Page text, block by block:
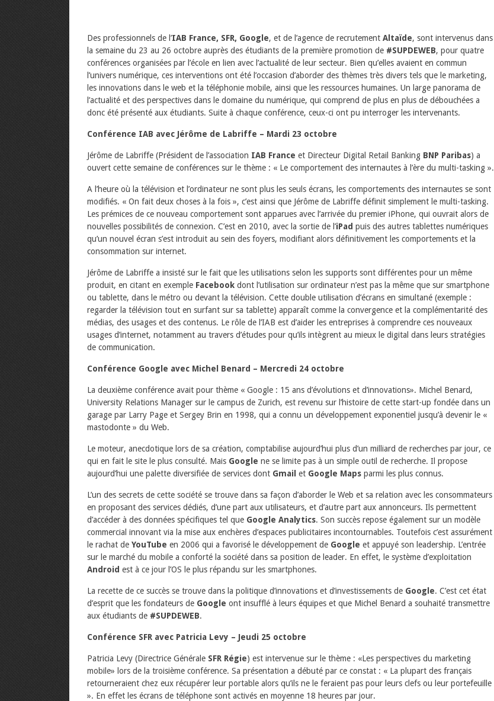
Des professionnels de l’IAB France, SFR, Google, et de l’agence de recrutement Altaïde, sont intervenus dans
la semaine du 23 au 26 octobre auprès des étudiants de la première promotion de #SUPDEWEB, pour quatre
conférences organisées par l’école en lien avec l’actualité de leur secteur. Bien qu’elles avaient en commun
l’univers numérique, ces interventions ont été l’occasion d’aborder des thèmes très divers tels que le marketing,
les innovations dans le web et la téléphonie mobile, ainsi que les ressources humaines. Un large panorama de
l’actualité et des perspectives dans le domaine du numérique, qui comprend de plus en plus de débouchées a
donc été présenté aux étudiants. Suite à chaque conférence, ceux-ci ont pu interroger les intervenants.
Conférence IAB avec Jérôme de Labriffe – Mardi 23 octobre
Jérôme de Labriffe (Président de l’association IAB France et Directeur Digital Retail Banking BNP Paribas) a
ouvert cette semaine de conférences sur le thème : « Le comportement des internautes à l’ère du multi-tasking ».
A l’heure où la télévision et l’ordinateur ne sont plus les seuls écrans, les comportements des internautes se sont
modifiés. « On fait deux choses à la fois », c’est ainsi que Jérôme de Labriffe définit simplement le multi-tasking.
Les prémices de ce nouveau comportement sont apparues avec l’arrivée du premier iPhone, qui ouvrait alors de
nouvelles possibilités de connexion. C’est en 2010, avec la sortie de l’iPad puis des autres tablettes numériques
qu’un nouvel écran s’est introduit au sein des foyers, modifiant alors définitivement les comportements et la
consommation sur internet.
Jérôme de Labriffe a insisté sur le fait que les utilisations selon les supports sont différentes pour un même
produit, en citant en exemple Facebook dont l’utilisation sur ordinateur n’est pas la même que sur smartphone
ou tablette, dans le métro ou devant la télévision. Cette double utilisation d’écrans en simultané (exemple :
regarder la télévision tout en surfant sur sa tablette) apparaît comme la convergence et la complémentarité des
médias, des usages et des contenus. Le rôle de l’IAB est d’aider les entreprises à comprendre ces nouveaux
usages d’internet, notamment au travers d’études pour qu’ils intègrent au mieux le digital dans leurs stratégies
de communication.
Conférence Google avec Michel Benard – Mercredi 24 octobre
La deuxième conférence avait pour thème « Google : 15 ans d’évolutions et d’innovations». Michel Benard,
University Relations Manager sur le campus de Zurich, est revenu sur l’histoire de cette start-up fondée dans un
garage par Larry Page et Sergey Brin en 1998, qui a connu un développement exponentiel jusqu’à devenir le «
mastodonte » du Web.
Le moteur, anecdotique lors de sa création, comptabilise aujourd’hui plus d’un milliard de recherches par jour, ce
qui en fait le site le plus consulté. Mais Google ne se limite pas à un simple outil de recherche. Il propose
aujourd’hui une palette diversifiée de services dont Gmail et Google Maps parmi les plus connus.
L’un des secrets de cette société se trouve dans sa façon d’aborder le Web et sa relation avec les consommateurs
en proposant des services dédiés, d’une part aux utilisateurs, et d’autre part aux annonceurs. Ils permettent
d’accéder à des données spécifiques tel que Google Analytics. Son succès repose également sur un modèle
commercial innovant via la mise aux enchères d’espaces publicitaires incontournables. Toutefois c’est assurément
le rachat de YouTube en 2006 qui a favorisé le développement de Google et appuyé son leadership. L’entrée
sur le marché du mobile a conforté la société dans sa position de leader. En effet, le système d’exploitation
Android est à ce jour l’OS le plus répandu sur les smartphones.
La recette de ce succès se trouve dans la politique d’innovations et d’investissements de Google. C’est cet état
d’esprit que les fondateurs de Google ont insufflé à leurs équipes et que Michel Benard a souhaité transmettre
aux étudiants de #SUPDEWEB.
Conférence SFR avec Patricia Levy – Jeudi 25 octobre
Patricia Levy (Directrice Générale SFR Régie) est intervenue sur le thème : «Les perspectives du marketing
mobile» lors de la troisième conférence. Sa présentation a débuté par ce constat : « La plupart des français
retourneraient chez eux récupérer leur portable alors qu’ils ne le feraient pas pour leurs clefs ou leur portefeuille
». En effet les écrans de téléphone sont activés en moyenne 18 heures par jour.